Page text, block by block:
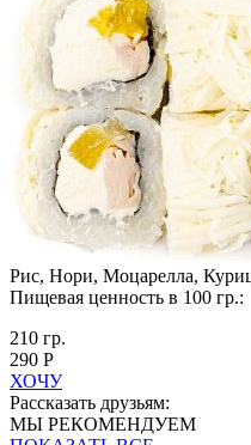
Рис, Нори, Моцарелла,
Пищевая ценность в 100 гр.:
210 гр.
290 Р
ХОЧУ
Рассказать друзьям:
МЫ РЕКОМЕНДУЕМ